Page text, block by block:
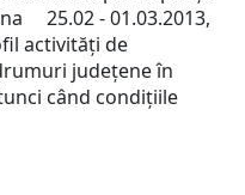
25.02 - 01.03.2013,
activităţi de
judeţene în
când condiţiile